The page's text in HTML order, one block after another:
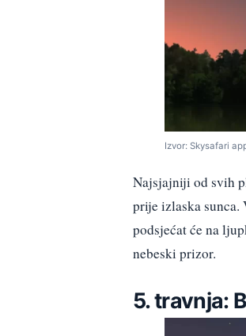
Izvor: Skysafari
Najsjajniji od svih
prije izlaska sunca.
podsjećat će na
nebeski prizor.
5. travnja: